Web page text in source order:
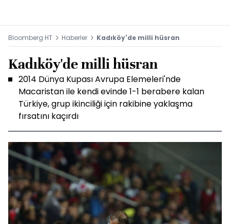
Bloomberg HT Haberler Kadıköy'de milli hüsran
Kadıköy'de milli hüsran
2014 Dünya Kupası Avrupa Elemeleri'nde
Macaristan ile kendi evinde 1-1 berabere kalan
Türkiye, grup ikinciliği için rakibine yaklaşma
fırsatını kaçırdı